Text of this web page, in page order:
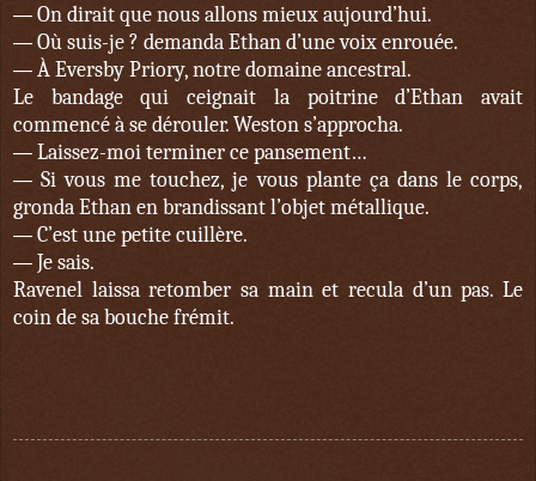
— On dirait que nous allons mieux aujourd’hui.
— Où suis-je ? demanda Ethan d’une voix enrouée.
— À Eversby Priory, notre domaine ancestral.
Le bandage qui ceignait la poitrine d’Ethan avait
commencé à se dérouler. Weston s’approcha.
— Laissez-moi terminer ce pansement…
—Si vous me touchez, je vous plante ça dans le corps,
gronda Ethan en brandissant l’objet métallique.
— C’est une petite cuillère.
— Je sais.
Ravenel laissa retomber sa main et recula d’un pas. Le
coin de sa bouche frémit.